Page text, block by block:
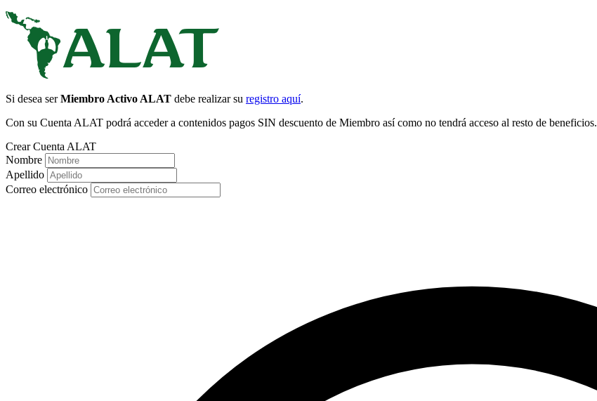
Si desea serMiembro Activo ALAT debe realizar su registro aquí.
Con su Cuenta ALAT podrá acceder a contenidos pagos SIN descuento de Miembro así como no tendrá acceso al resto de beneficios.
Crear Cuenta ALAT
Nombre
Apellido
Correo electrónico